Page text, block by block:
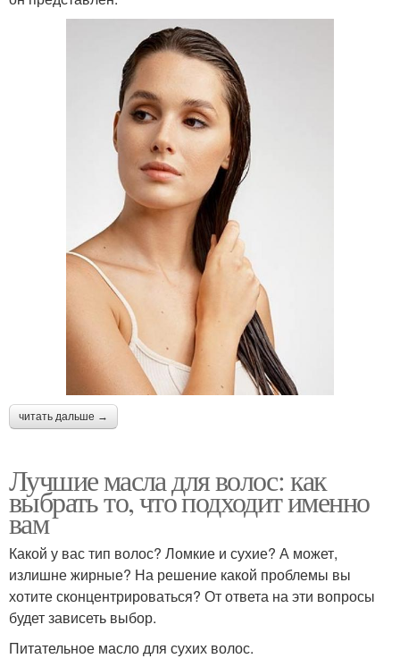
читать дальше →
Лучшие масла для волос: как
выбрать то, что подходит именно
вам
Какой у вас тип волос? Ломкие и сухие? А может,
излишне жирные? На решение какой проблемы вы
хотите сконцентрироваться? От ответа на эти вопросы
будет зависеть выбор.
Питательное масло для сухих волос.